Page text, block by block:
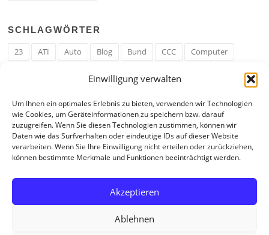
Einwilligung verwalten
Um Ihnen ein optimales Erlebnis zu bieten, verwenden wir Technologien
wie Cookies, um Geräteinformationen zu speichern bzw. darauf
zuzugreifen. Wenn Sie diesen Technologien zustimmen, können wir
Daten wie das Surfverhalten oder eindeutige IDs auf dieser Website
verarbeiten. Wenn Sie Ihre Einwilligung nicht erteilen oder zurückziehen,
können bestimmte Merkmale und Funktionen beeinträchtigt werden.
Akzeptieren
Ablehnen
SCHLAGWÖRTER
23 ATI Auto Blog Bund CCC
Computer
Erwerbsregeln
Google
Hack Hand HE ICE IE Internet
Krefeld
Liebe Linux u. Software Mail Mann
PHP
RAM
Regeln RZ Spam Spiel Ticker
USA
Video
Weblog Welt WWW Youtube Zahl